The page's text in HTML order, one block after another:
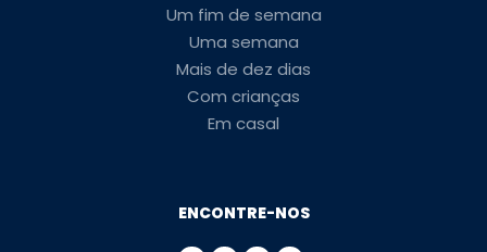
Um fim de semana
Uma semana
Mais de dez dias
Com crianças
Em casal
ENCONTRE-NOS